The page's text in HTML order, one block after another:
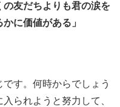
友だちよりも君の涙を
に価値がある」
す。何時からでしょう
られようと努力して、